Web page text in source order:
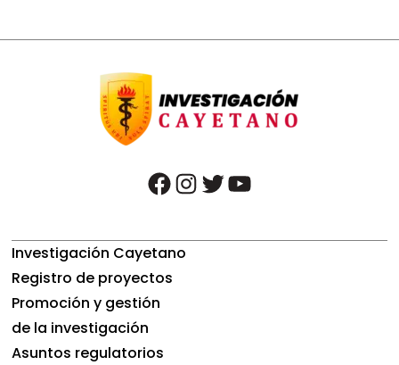
facebook instagram twitter youtube
Investigación Cayetano
Registro de proyectos
Promoción y gestión
de la investigación
Asuntos regulatorios